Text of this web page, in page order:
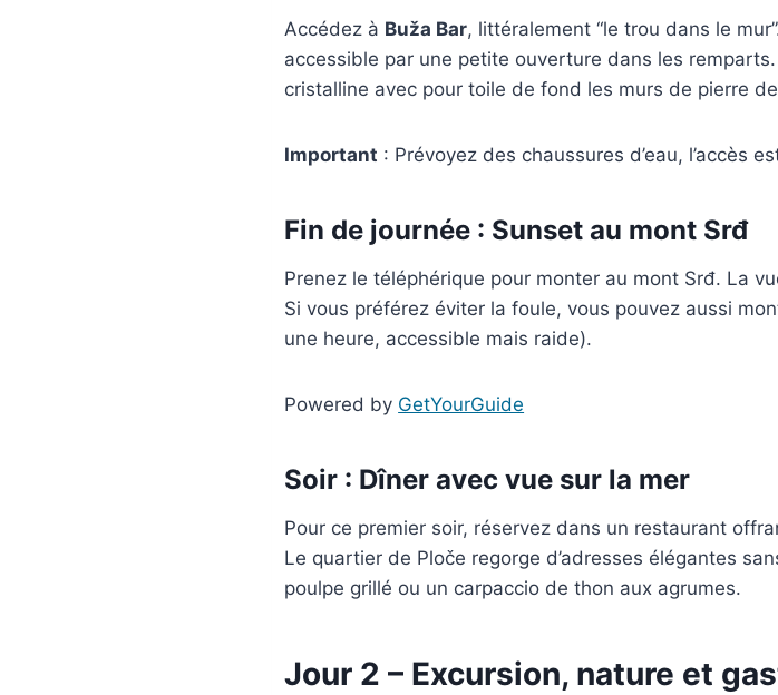
Accédez à Buža Bar, littéralement “le trou dans le
accessible par une petite ouverture dans les
cristalline avec pour toile de fond les murs de pierre
Important : Prévoyez des chaussures d’eau, l’accès
Fin de journée : Sunset au mont Srđ
Prenez le téléphérique pour monter au mont Srđ. La
Si vous préférez éviter la foule, vous pouvez aussi
une heure, accessible mais raide).
Powered by GetYourGuide
Soir : Dîner avec vue sur la mer
Pour ce premier soir, réservez dans un restaurant
Le quartier de Ploče regorge d’adresses élégantes
poulpe grillé ou un carpaccio de thon aux agrumes.
Jour 2 – Excursion, nature et